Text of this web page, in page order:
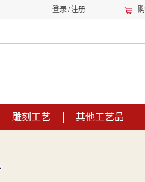
登录/注册
雕刻工艺 其他工艺品